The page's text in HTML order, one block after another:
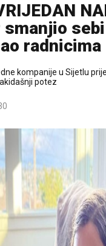
radnicima
kompanije u Sijetlu
potez